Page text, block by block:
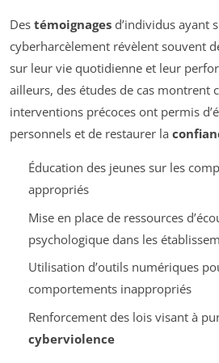
Des témoignages d’individus ayant
cyberharcèlement révèlent souvent
sur leur vie quotidienne et leur
ailleurs, des études de cas montrent
interventions précoces ont permis
personnels et de restaurer la
Éducation des jeunes sur les
appropriés
Mise en place de ressources
psychologique dans les
Utilisation d’outils numériques
comportements inappropriés
Renforcement des lois visant à
cyberviolence